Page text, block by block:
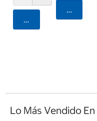
Agregar
Agregar
Lo Más Vendido En